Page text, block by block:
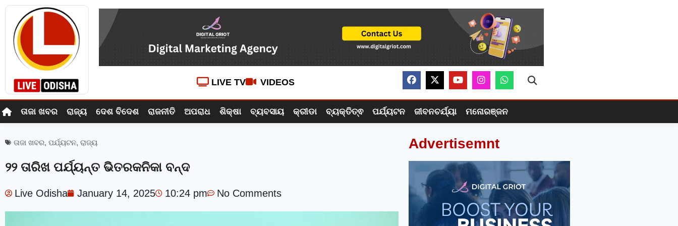
LIVE TV VIDEOS
ତାଜା ଖବର ରାଜ୍ୟ ଦେଶ ବିଦେଶ ରାଜନୀତି ଅପରାଧ ଶିକ୍ଷା ବ୍ୟବସାୟ କ୍ରୀଡା ବ୍ୟକ୍ତିତ୍ଵ ପର୍ଯ୍ୟଟନ ଜୀବନଚର୍ଯ୍ୟା ମନୋରଞ୍ଜନ
ତାଜା ଖବର, ପର୍ଯ୍ୟଟନ, ରାଜ୍ୟ
୨୨ ତାରିଖ ପର୍ଯ୍ୟନ୍ତ ଭିତରକନିକା ବନ୍ଦ
Live Odisha January 14, 2025 10:24 pm No Comments
Advertisemnt